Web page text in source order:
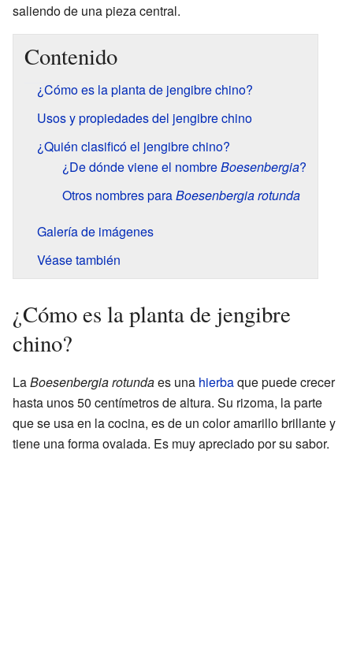
saliendo de una pieza central.
Contenido
¿Cómo es la planta de jengibre chino?
Usos y propiedades del jengibre chino
¿Quién clasificó el jengibre chino?
¿De dónde viene el nombreBoesenbergia?
Otros nombres paraBoesenbergia rotunda
Galería de imágenes
Véase también
¿Cómo es la planta de jengibre
chino?
LaBoesenbergia rotundaes una hierbaque puede crecer
hasta unos 50 centímetros de altura. Su rizoma, la parte
que se usa en la cocina, es de un color amarillo brillante y
tiene una forma ovalada. Es muy apreciado por su sabor.